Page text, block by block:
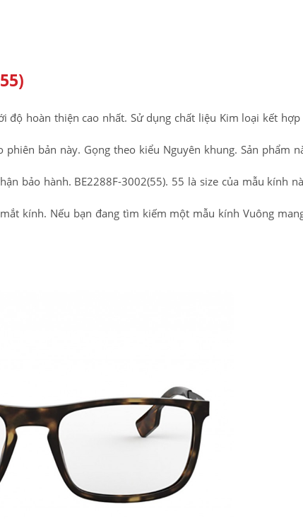
độ hoàn thiện cao nhất. Sử dụng chất liệu Kim loại kết
bản này. Gọng theo kiểu Nguyên khung. Sản phẩm
bảo hành. BE2288F-3002(55). 55 là size của mẫu kính
kính. Nếu bạn đang tìm kiếm một mẫu kính Vuông